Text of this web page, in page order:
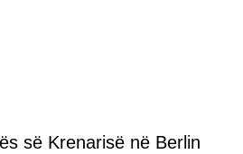
së Krenarisë në Berlin